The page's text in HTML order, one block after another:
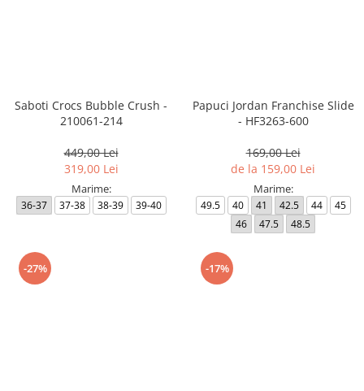
Saboti Crocs Bubble Crush -
210061-214
449,00 Lei
319,00 Lei
Marime:
36-37 37-38 38-39 39-40
Papuci Jordan Franchise Slide
- HF3263-600
169,00 Lei
de la 159,00 Lei
Marime:
49.5 40 41 42.5 44
45
46
47.5 48.5
-27% -17%